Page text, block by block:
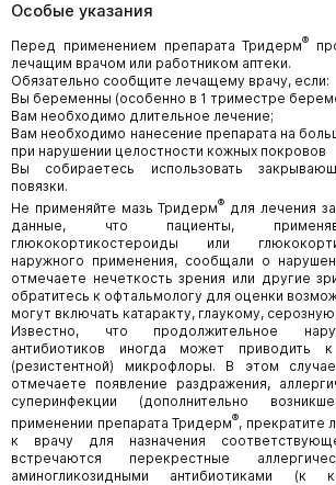
Особые указания
Перед применением препарата Тридерм®
лечащим врачом или работником аптеки.
Обязательно сообщите лечащему врачу, если:
Вы беременны (особенно в 1 триместре
Вам необходимо длительное лечение;
Вам необходимо нанесение препарата на
при нарушении целостности кожных покровов
Вы собираетесь использовать
повязки.
Не применяйте мазь Тридерм® для лечения
данные, что пациенты,
глюкокортикостероиды или
наружного применения, сообщали о
отмечаете нечеткость зрения или другие
обратитесь к офтальмологу для оценки
могут включать катаракту, глаукому,
Известно, что продолжительное
антибиотиков иногда может приводить
(резистентной) микрофлоры. В этом
отмечаете появление раздражения,
суперинфекции (дополнительно
применении препарата Тридерм®, прекратите
к врачу для назначения
встречаются перекрестные
аминогликозидными антибиотиками (к